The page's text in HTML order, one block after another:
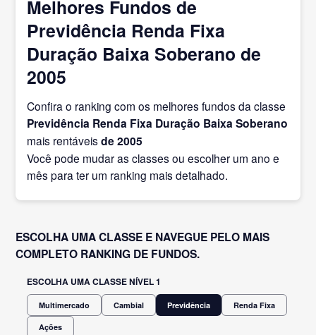
Melhores Fundos de
Previdência Renda Fixa
Duração Baixa Soberano de
2005
Confira o ranking com os melhores fundos da classe
Previdência Renda Fixa Duração Baixa Soberano
mais rentáveisde 2005
Você pode mudar as classes ou escolher um ano e
mês para ter um ranking mais detalhado.
ESCOLHA UMA CLASSE E NAVEGUE PELO MAIS
COMPLETO RANKING DE FUNDOS.
ESCOLHA UMA CLASSE NÍVEL 1
Multimercado Cambial Previdência Renda Fixa
Ações